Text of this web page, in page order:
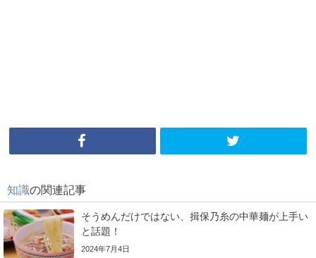
知識の関連記事
そうめんだけではない、揖保乃糸の中華麺が上手い
と話題！
2024年7月4日